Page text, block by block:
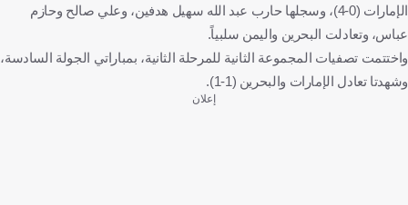
الإمارات (0-4)، وسجلها حارب عبد الله سهيل هدفين، وعلي صالح وحازم
عباس، وتعادلت البحرين واليمن سلبياً.
واختتمت تصفيات المجموعة الثانية للمرحلة الثانية، بمباراتي الجولة السادسة،
وشهدتا تعادل الإمارات والبحرين (1-1).
إعلان